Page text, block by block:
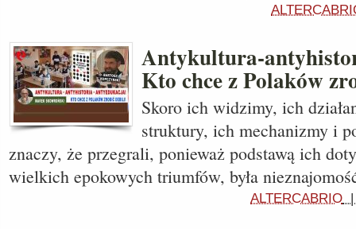
Antykultura-
Kto chce z Polaków
Skoro ich widzimy, ich
struktury, ich mechanizmy i
znaczy, że przegrali, ponieważ podstawą ich
wielkich epokowych triumfów, była
ALTERCABRIO